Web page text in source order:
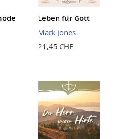
Leben für Gott
Mark Jones
21,45 CHF